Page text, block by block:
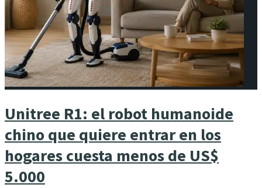
Unitree R1: el robot humanoide
chino que quiere entrar en los
hogares cuesta menos de US$
5.000